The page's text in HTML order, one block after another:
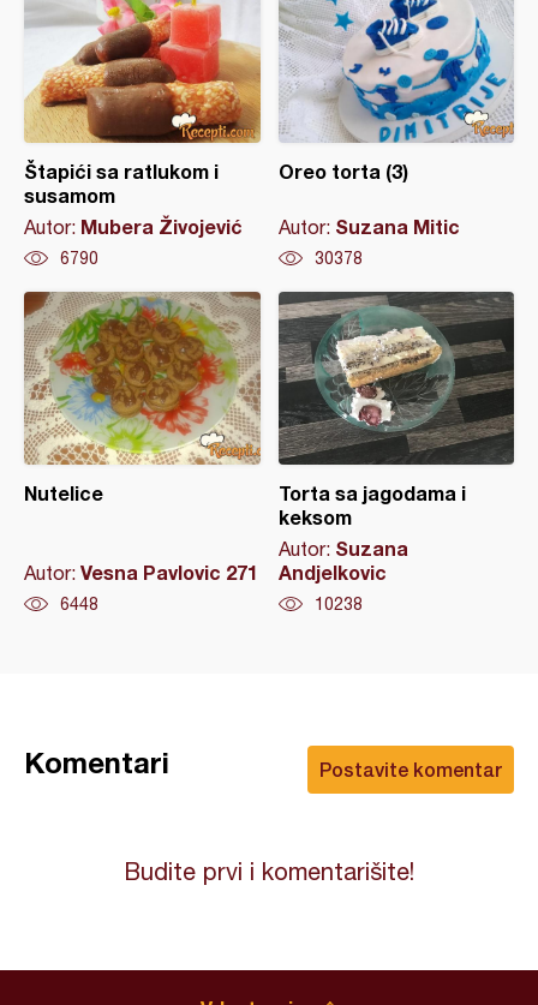
Štapići sa ratlukom i
susamom
Autor: Mubera Živojević
6790
Oreo torta (3)
Autor: Suzana Mitic
30378
Nutelice
Autor: Vesna Pavlovic 271
6448
Torta sa jagodama i
keksom
Autor: Suzana
Andjelkovic
10238
Postavite komentar
Komentari
Budite prvi i komentarišite!